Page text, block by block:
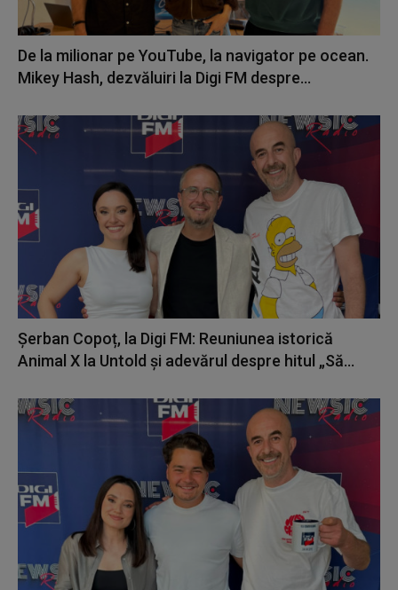
De la milionar pe YouTube, la navigator pe ocean.
Mikey Hash, dezvăluiri la Digi FM despre...
Șerban Copoț, la Digi FM: Reuniunea istorică
Animal X la Untold și adevărul despre hitul „Să...